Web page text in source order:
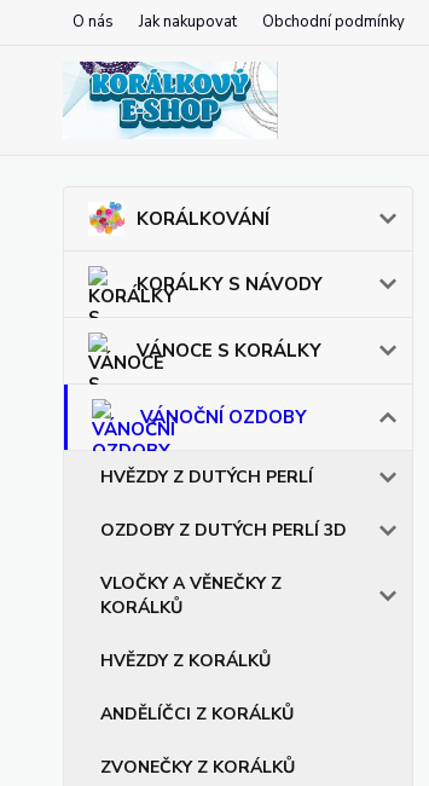
O nás Jak nakupovat Obchodní podmínky
KORÁLKOVÁNÍ
KORÁLKY S NÁVODY
VÁNOCE S KORÁLKY
VÁNOČNÍ OZDOBY
HVĚZDY Z DUTÝCH PERLÍ
OZDOBY Z DUTÝCH PERLÍ 3D
VLOČKY A VĚNEČKY Z
KORÁLKŮ
HVĚZDY Z KORÁLKŮ
ANDĚLÍČCI Z KORÁLKŮ
ZVONEČKY Z KORÁLKŮ